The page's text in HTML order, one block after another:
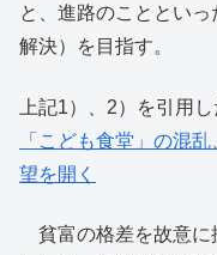
と、進路のこととい
解決）を目指す。
上記1）、2）を引用
「こども食堂」の混
望を開く
貧富の格差を故意に